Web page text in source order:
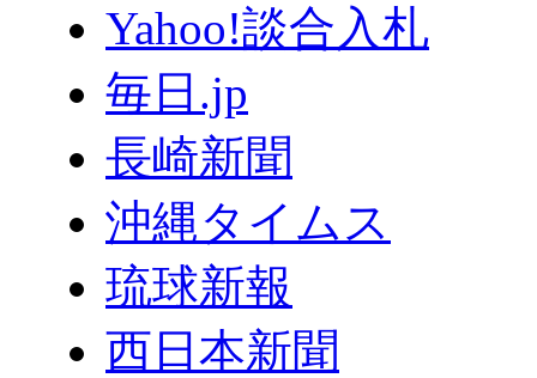
Yahoo!談合入札
毎日.jp
長崎新聞
沖縄タイムス
琉球新報
西日本新聞